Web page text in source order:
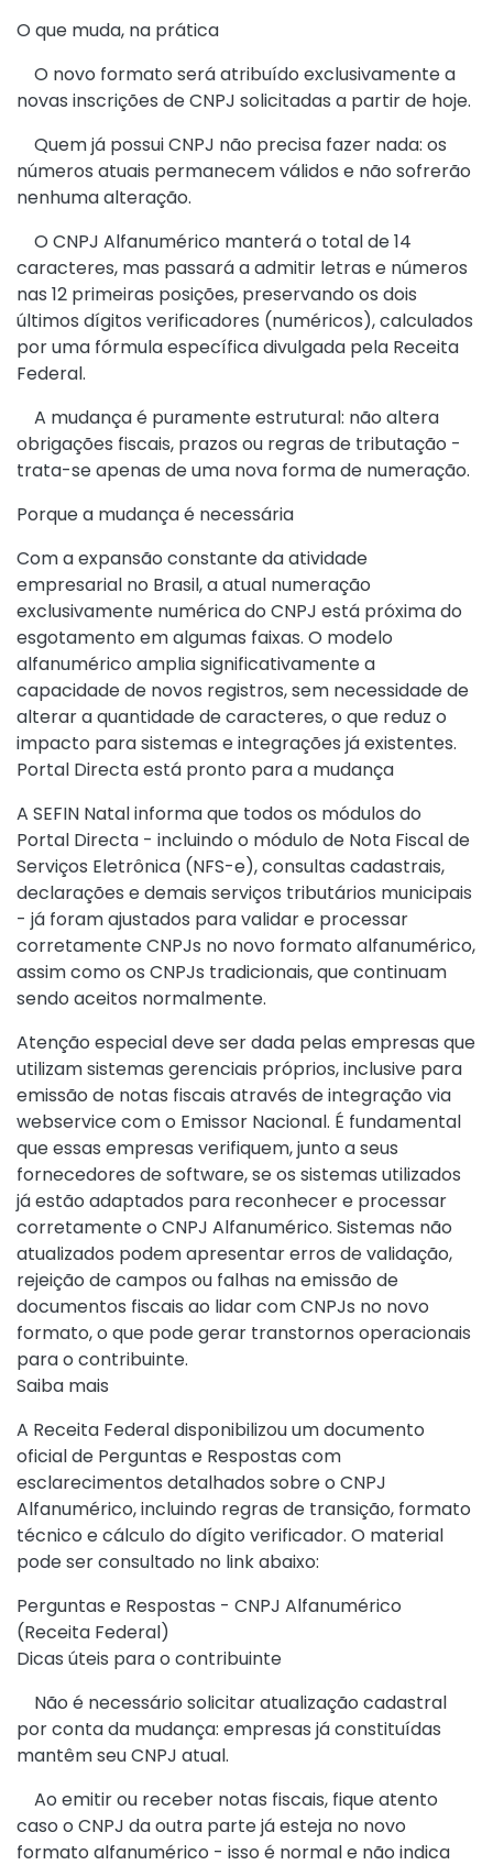
O que muda, na prática
O novo formato será atribuído exclusivamente a
novas inscrições de CNPJ solicitadas a partir de hoje.
Quem já possui CNPJ não precisa fazer nada: os
números atuais permanecem válidos e não sofrerão
nenhuma alteração.
O CNPJ Alfanumérico manterá o total de 14
caracteres, mas passará a admitir letras e números
nas 12 primeiras posições, preservando os dois
últimos dígitos verificadores (numéricos), calculados
por uma fórmula específica divulgada pela Receita
Federal.
A mudança é puramente estrutural: não altera
obrigações fiscais, prazos ou regras de tributação -
trata-se apenas de uma nova forma de numeração.
Porque a mudança é necessária
Com a expansão constante da atividade
empresarial no Brasil, a atual numeração
exclusivamente numérica do CNPJ está próxima do
esgotamento em algumas faixas. O modelo
alfanumérico amplia significativamente a
capacidade de novos registros, sem necessidade de
alterar a quantidade de caracteres, o que reduz o
impacto para sistemas e integrações já existentes.
Portal Directa está pronto para a mudança
A SEFIN Natal informa que todos os módulos do
Portal Directa - incluindo o módulo de Nota Fiscal de
Serviços Eletrônica (NFS-e), consultas cadastrais,
declarações e demais serviços tributários municipais
- já foram ajustados para validar e processar
corretamente CNPJs no novo formato alfanumérico,
assim como os CNPJs tradicionais, que continuam
sendo aceitos normalmente.
Atenção especial deve ser dada pelas empresas que
utilizam sistemas gerenciais próprios, inclusive para
emissão de notas fiscais através de integração via
webservice com o Emissor Nacional. É fundamental
que essas empresas verifiquem, junto a seus
fornecedores de software, se os sistemas utilizados
já estão adaptados para reconhecer e processar
corretamente o CNPJ Alfanumérico. Sistemas não
atualizados podem apresentar erros de validação,
rejeição de campos ou falhas na emissão de
documentos fiscais ao lidar com CNPJs no novo
formato, o que pode gerar transtornos operacionais
para o contribuinte.
Saiba mais
A Receita Federal disponibilizou um documento
oficial de Perguntas e Respostas com
esclarecimentos detalhados sobre o CNPJ
Alfanumérico, incluindo regras de transição, formato
técnico e cálculo do dígito verificador. O material
pode ser consultado no link abaixo:
Perguntas e Respostas - CNPJ Alfanumérico
(Receita Federal)
Dicas úteis para o contribuinte
Não é necessário solicitar atualização cadastral
por conta da mudança: empresas já constituídas
mantêm seu CNPJ atual.
Ao emitir ou receber notas fiscais, fique atento
caso o CNPJ da outra parte já esteja no novo
formato alfanumérico - isso é normal e não indica